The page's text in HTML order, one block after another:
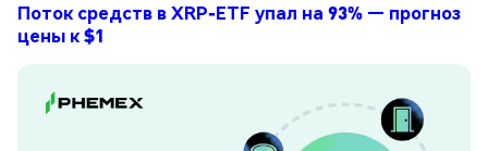
Поток средств в XRP-ETF упал на 93% — прогноз
цены к $1